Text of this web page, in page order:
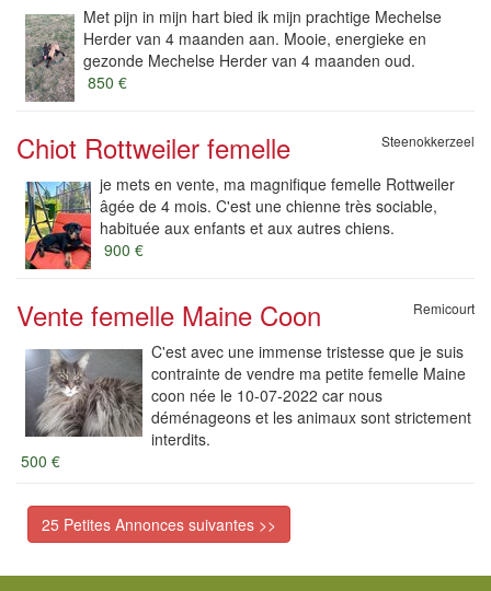
Met pijn in mijn hart bied ik mijn prachtige Mechelse
Herder van 4 maanden aan. Mooie, energieke en
gezonde Mechelse Herder van 4 maanden oud.
850 €
Chiot Rottweiler femelle Steenokkerzeel
je mets en vente, ma magnifique femelle Rottweiler
âgée de 4 mois. C'est une chienne très sociable,
habituée aux enfants et aux autres chiens.
900 €
Vente femelle Maine Coon Remicourt
C'est avec une immense tristesse que je suis
contrainte de vendre ma petite femelle Maine
coon née le 10-07-2022 car nous
déménageons et les animaux sont strictement
interdits.
500 €
25 Petites Annonces suivantes >>